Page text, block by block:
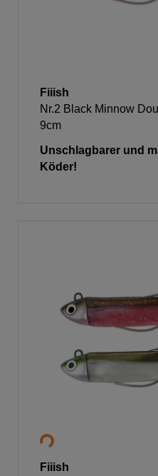
Fiiish
Nr.2 Black Minnow
9cm
Unschlagbarer und
Köder!
Fiiish